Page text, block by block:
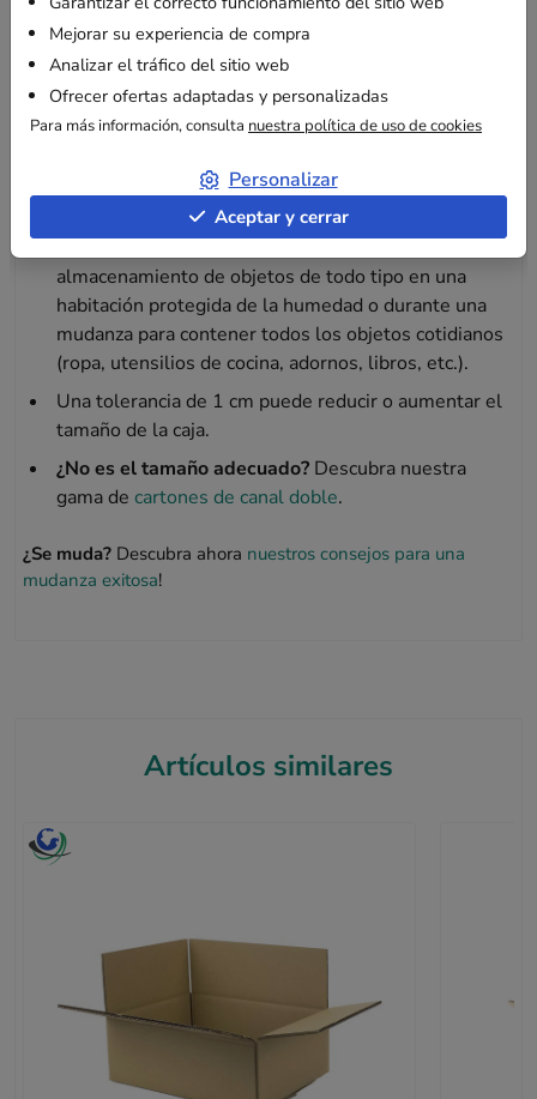
reciclados y reciclables.
Practicidad: Adecuado para una variedad de
productos, desde artículos del hogar hasta equipos
profesionales.
Información adicional
almacenamiento de objetos de todo tipo en una
habitación protegida de la humedad o durante una
mudanza para contener todos los objetos cotidianos
(ropa, utensilios de cocina, adornos, libros, etc.).
Una tolerancia de 1 cm puede reducir o aumentar el
tamaño de la caja.
¿No es el tamaño adecuado?Descubra nuestra
gama de cartones de canal doble.
¿Se muda? Descubra ahora nuestros consejos para una
mudanza exitosa!
Artículos similares
Mejorar su experiencia de compra
Analizar el tráfico del sitio web
Ofrecer ofertas adaptadas y personalizadas
Para más información, consulta nuestra política de uso de cookies
Personalizar
Aceptar y cerrar